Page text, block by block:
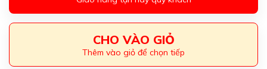
CHO VÀO GIỎ
Thêm vào giỏ để chọn tiếp